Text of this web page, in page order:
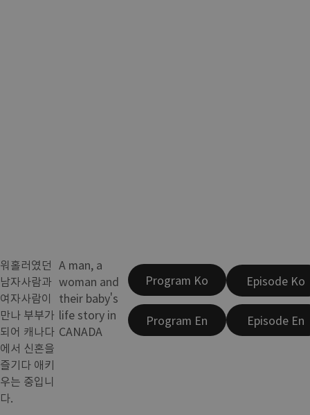
워홀러였던
남자사람과
여자사람이
만나 부부가
되어 캐나다
에서 신혼을
즐기다 애키
우는 중입니
다.
A man, a
woman and
their baby's
life story in
CANADA
Program Ko
Program En
Episode Ko
Episode En